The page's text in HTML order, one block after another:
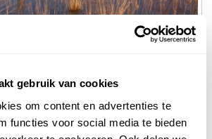
gebruik van cookies
om content en advertenties te
functies voor social media te bieden
natuurgebieden van Nederland
prachtig toekomstplan. Het gaat
worden gelaten, de laatste bomen